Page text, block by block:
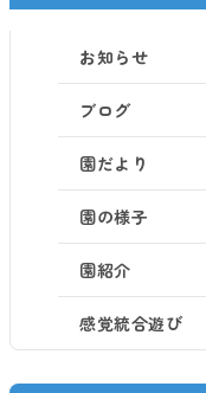
お知らせ
ブログ
園だより
園の様子
園紹介
感覚統合遊び